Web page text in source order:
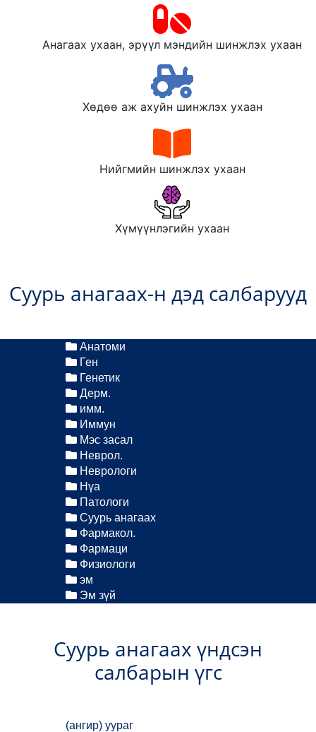
Анагаах ухаан, эрүүл мэндийн шинжлэх ухаан
Хөдөө аж ахуйн шинжлэх ухаан
Нийгмийн шинжлэх ухаан
Хүмүүнлэгийн ухаан
Суурь анагаах-н дэд салбарууд
Анатоми
Ген
Генетик
Дерм.
имм.
Иммун
Мэс засал
Неврол.
Неврологи
Нүа
Патологи
Суурь анагаах
Фармакол.
Фармаци
Физиологи
эм
Эм зүй
Суурь анагаах үндсэн
салбарын үгс
(ангир) уураг